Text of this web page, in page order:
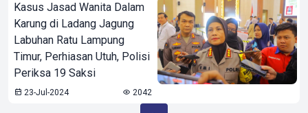
Kasus Jasad Wanita Dalam
Karung di Ladang Jagung
Labuhan Ratu Lampung
Timur, Perhiasan Utuh, Polisi
Periksa 19 Saksi
23-Jul-2024 2042